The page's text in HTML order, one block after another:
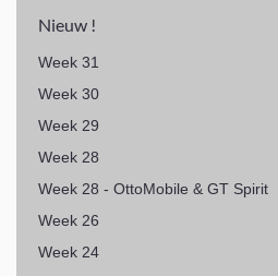
Nieuw !
Week 31
Week 30
Week 29
Week 28
Week 28 - OttoMobile & GT Spirit
Week 26
Week 24